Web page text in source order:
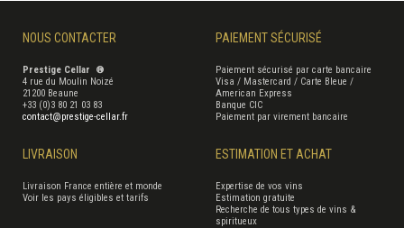
NOUS CONTACTER
Prestige Cellar ®
4 rue du Moulin Noizé
21200 Beaune
+33 (0)3 80 21 03 83
contact@prestige-cellar.fr
PAIEMENT SÉCURISÉ
Paiement sécurisé par carte bancaire
Visa / Mastercard / Carte Bleue /
American Express
Banque CIC
Paiement par virement bancaire
LIVRAISON
Livraison France entière et monde
Voir les pays éligibles et tarifs
ESTIMATION ET ACHAT
Expertise de vos vins
Estimation gratuite
Recherche de tous types de vins &
spiritueux